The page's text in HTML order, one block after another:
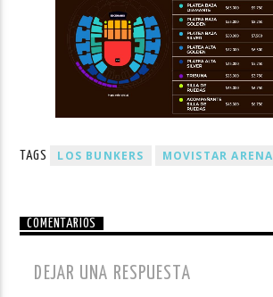
TAGS LOS BUNKERS MOVISTAR ARENA
COMENTARIOS
DEJAR UNA RESPUESTA